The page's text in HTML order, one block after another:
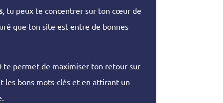
, tu peux te concentrer sur ton cœur de
que ton site est entre de bonnes
te permet de maximiser ton retour sur
les bons mots-clés et en attirant un